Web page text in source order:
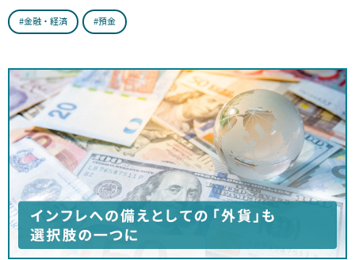
#金融・経済 #預金